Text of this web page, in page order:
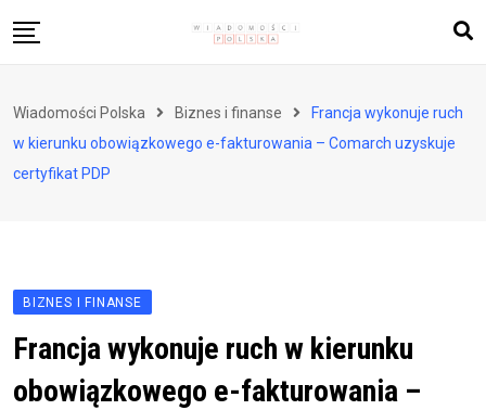
to
Zdrowie i styl życia
Polityka i społeczeństwo
Wiadomości Polska Biznes i finanse
Francja wykonuje ruch
w kierunku obowiązkowego e-fakturowania – Comarch uzyskuje
certyfikat PDP
BIZNES I FINANSE
Francja wykonuje ruch w kierunku
obowiązkowego e-fakturowania –